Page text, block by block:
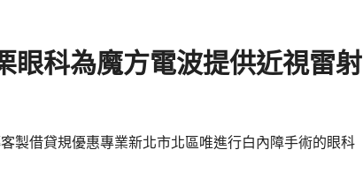
眼科為魔方電波提供近視雷射
製借貸規優惠專業新北市北區唯進行白內障手術的眼科